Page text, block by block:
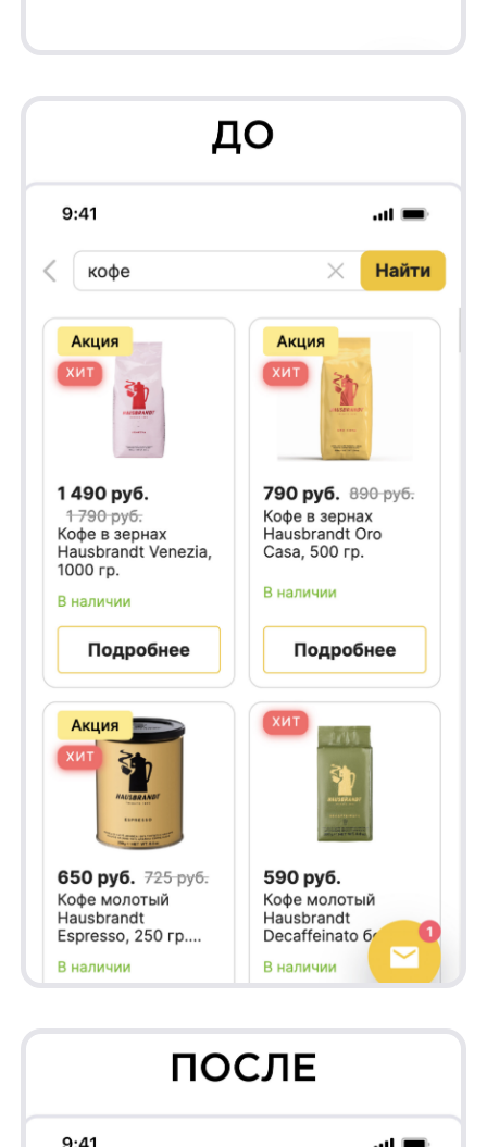
UX-улучшения фасетных фильтров
улучшения взаимодействия. Улучшенные
позволяют покупателям быстро
настраивать параметры поиска — степень
обжарки, тип зерен и страну
подходящих вариантов. Возможность